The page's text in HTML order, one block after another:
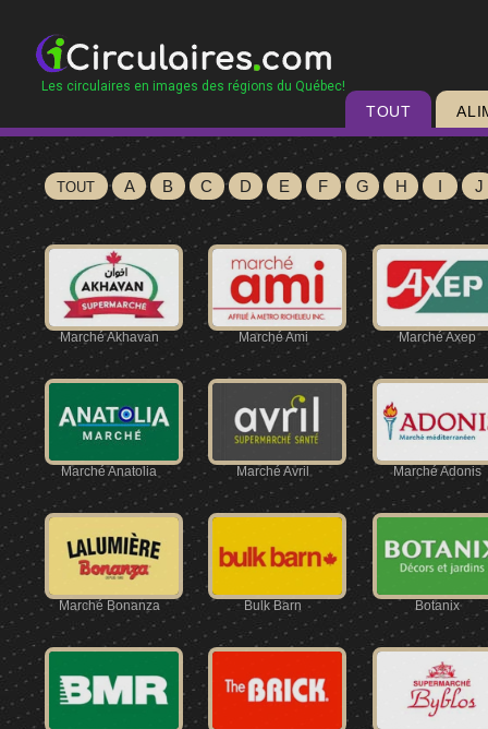
Les circulaires en images des régions du Québec!
TOUT
TOUT A B C D E F G H I J
Marché Akhavan Marché Ami Marché Axep
Marché Anatolia Marché Avril Marché Adonis
Marché Bonanza Bulk Barn Botanix